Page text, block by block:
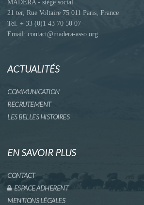
MADERA - siège social
21 ter, Rue Voltaire 75 011 Paris, France
Tel. + 33 (0)1 43 70 50 07
Email: contact@madera-asso.org
ACTUALITÉS
COMMUNICATION
RECRUTEMENT
LES BELLES HISTOIRES
EN SAVOIR PLUS
CONTACT
ESPACE ADHERENT
MENTIONS LÉGALES